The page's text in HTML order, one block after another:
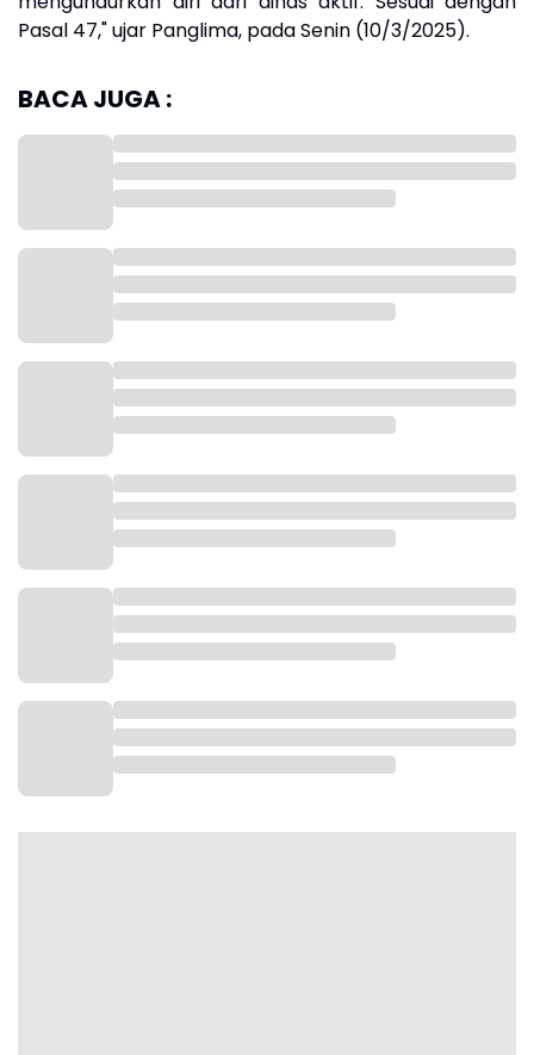
Pasal 47," ujar Panglima, pada Senin (10/3/2025).
BACA JUGA :